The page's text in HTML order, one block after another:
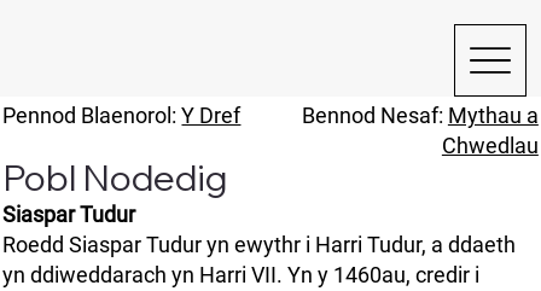
Pennod Blaenorol:Y Dref Bennod Nesaf: Mythau a
Chwedlau
Pobl Nodedig
Siaspar Tudur
Roedd Siaspar Tudur yn ewythr i Harri Tudur, a ddaeth
yn ddiweddarach yn Harri VII. Yn y 1460au, credir i